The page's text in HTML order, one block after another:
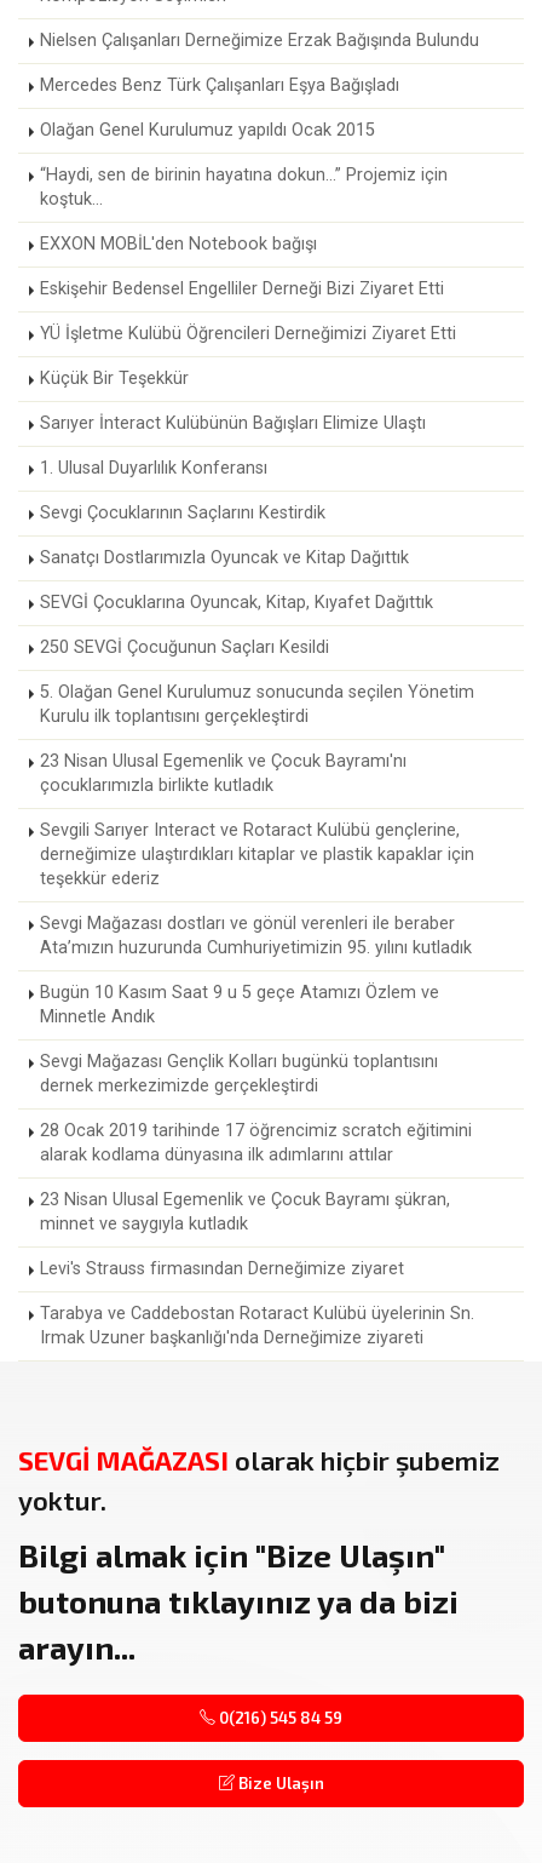
Nielsen Çalışanları Derneğimize Erzak Bağışında Bulundu
Mercedes Benz Türk Çalışanları Eşya Bağışladı
Olağan Genel Kurulumuz yapıldı Ocak 2015
“Haydi, sen de birinin hayatına dokun...” Projemiz için
koştuk...
EXXON MOBİL'den Notebook bağışı
Eskişehir Bedensel Engelliler Derneği Bizi Ziyaret Etti
YÜ İşletme Kulübü Öğrencileri Derneğimizi Ziyaret Etti
Küçük Bir Teşekkür
Sarıyer İnteract Kulübünün Bağışları Elimize Ulaştı
1. Ulusal Duyarlılık Konferansı
Sevgi Çocuklarının Saçlarını Kestirdik
Sanatçı Dostlarımızla Oyuncak ve Kitap Dağıttık
SEVGİ Çocuklarına Oyuncak, Kitap, Kıyafet Dağıttık
250 SEVGİ Çocuğunun Saçları Kesildi
5. Olağan Genel Kurulumuz sonucunda seçilen Yönetim
Kurulu ilk toplantısını gerçekleştirdi
23 Nisan Ulusal Egemenlik ve Çocuk Bayramı'nı
çocuklarımızla birlikte kutladık
Sevgili Sarıyer Interact ve Rotaract Kulübü gençlerine,
derneğimize ulaştırdıkları kitaplar ve plastik kapaklar için
teşekkür ederiz
Sevgi Mağazası dostları ve gönül verenleri ile beraber
Ata’mızın huzurunda Cumhuriyetimizin 95. yılını kutladık
Bugün 10 Kasım Saat 9 u 5 geçe Atamızı Özlem ve
Minnetle Andık
Sevgi Mağazası Gençlik Kolları bugünkü toplantısını
dernek merkezimizde gerçekleştirdi
28 Ocak 2019 tarihinde 17 öğrencimiz scratch eğitimini
alarak kodlama dünyasına ilk adımlarını attılar
23 Nisan Ulusal Egemenlik ve Çocuk Bayramı şükran,
minnet ve saygıyla kutladık
Levi's Strauss firmasından Derneğimize ziyaret
Tarabya ve Caddebostan Rotaract Kulübü üyelerinin Sn.
Irmak Uzuner başkanlığı'nda Derneğimize ziyareti
SEVGİ MAĞAZASI olarak hiçbir şubemiz
yoktur.
Bilgi almak için "Bize Ulaşın"
butonuna tıklayınız ya da bizi
arayın...
0(216) 545 84 59
Bize Ulaşın